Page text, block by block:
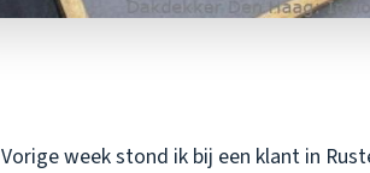
Vorige week stond ik bij een klant in